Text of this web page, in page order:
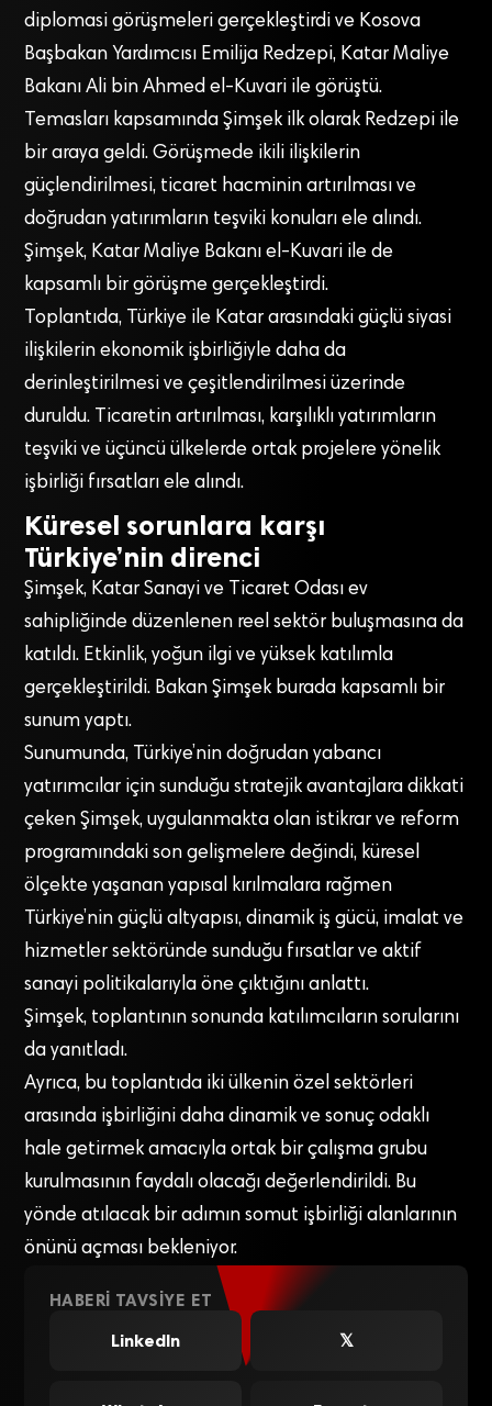
diplomasi görüşmeleri gerçekleştirdi ve Kosova
Başbakan Yardımcısı Emilija Redzepi, Katar Maliye
Bakanı Ali bin Ahmed el-Kuvari ile görüştü.
Temasları kapsamında Şimşek ilk olarak Redzepi ile
bir araya geldi. Görüşmede ikili ilişkilerin
güçlendirilmesi, ticaret hacminin artırılması ve
doğrudan yatırımların teşviki konuları ele alındı.
Şimşek, Katar Maliye Bakanı el-Kuvari ile de
kapsamlı bir görüşme gerçekleştirdi.
Toplantıda, Türkiye ile Katar arasındaki güçlü siyasi
ilişkilerin ekonomik işbirliğiyle daha da
derinleştirilmesi ve çeşitlendirilmesi üzerinde
duruldu. Ticaretin artırılması, karşılıklı yatırımların
teşviki ve üçüncü ülkelerde ortak projelere yönelik
işbirliği fırsatları ele alındı.
Küresel sorunlara karşı
Türkiye’nin direnci
Şimşek, Katar Sanayi ve Ticaret Odası ev
sahipliğinde düzenlenen reel sektör buluşmasına da
katıldı. Etkinlik, yoğun ilgi ve yüksek katılımla
gerçekleştirildi. Bakan Şimşek burada kapsamlı bir
sunum yaptı.
Sunumunda, Türkiye’nin doğrudan yabancı
yatırımcılar için sunduğu stratejik avantajlara dikkati
çeken Şimşek, uygulanmakta olan istikrar ve reform
programındaki son gelişmelere değindi, küresel
ölçekte yaşanan yapısal kırılmalara rağmen
Türkiye’nin güçlü altyapısı, dinamik iş gücü, imalat ve
hizmetler sektöründe sunduğu fırsatlar ve aktif
sanayi politikalarıyla öne çıktığını anlattı.
Şimşek, toplantının sonunda katılımcıların sorularını
da yanıtladı.
Ayrıca, bu toplantıda iki ülkenin özel sektörleri
arasında işbirliğini daha dinamik ve sonuç odaklı
hale getirmek amacıyla ortak bir çalışma grubu
kurulmasının faydalı olacağı değerlendirildi. Bu
yönde atılacak bir adımın somut işbirliği alanlarının
önünü açması bekleniyor.
HABERI TAVSIYE ET
LinkedIn
𝕏